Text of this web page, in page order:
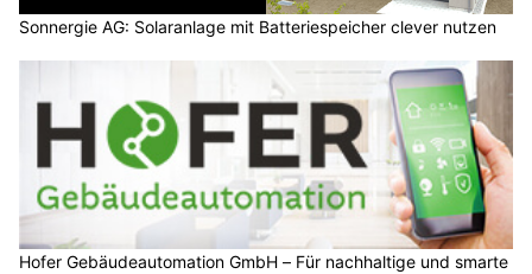
Sonnergie AG: Solaranlage mit Batteriespeicher clever nutzen
Hofer Gebäudeautomation GmbH – Für nachhaltige und smarte